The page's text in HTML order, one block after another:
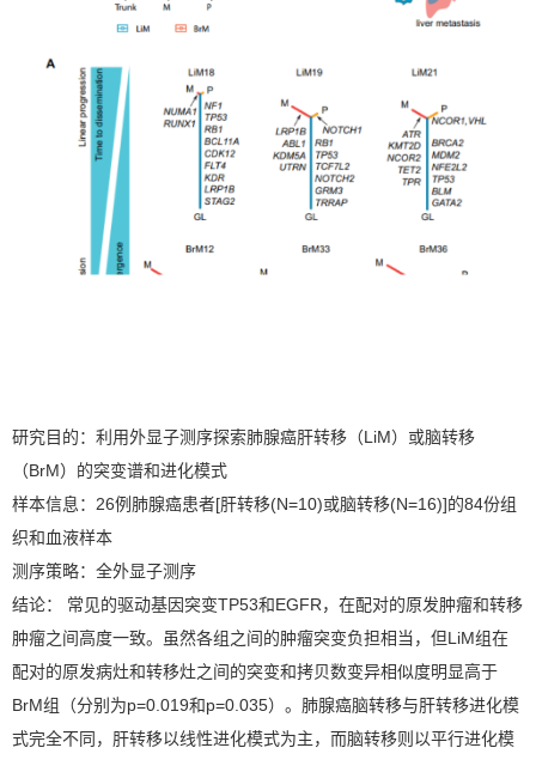
研究目的：利用外显子测序探索肺腺癌肝转移（LiM）或脑转移
（BrM）的突变谱和进化模式
样本信息：26例肺腺癌患者[肝转移(N=10)或脑转移(N=16)]的84份组
织和血液样本
测序策略：全外显子测序
结论： 常见的驱动基因突变TP53和EGFR，在配对的原发肿瘤和转移
肿瘤之间高度一致。虽然各组之间的肿瘤突变负担相当，但LiM组在
配对的原发病灶和转移灶之间的突变和拷贝数变异相似度明显高于
BrM组（分别为p=0.019和p=0.035）。肺腺癌脑转移与肝转移进化模
式完全不同，肝转移以线性进化模式为主，而脑转移则以平行进化模